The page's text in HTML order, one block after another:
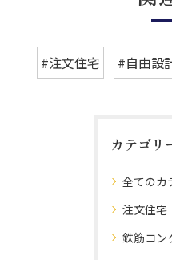
#注文住宅 #自由設
カテゴリ
全てのカ
注文住宅
鉄筋コン